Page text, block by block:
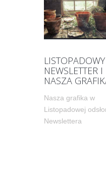
LISTOPADOWY
NEWSLETTER I
NASZA
Nasza grafika w
Listopadowej
Newslettera